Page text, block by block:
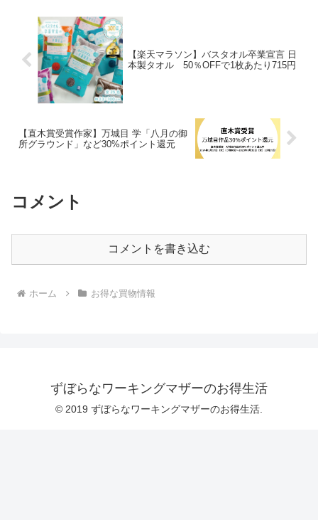
【楽天マラソン】バスタオル卒業宣言 日
本製タオル 50％OFFで1枚あたり715円
【直木賞受賞作家】万城目 学「八月の御
所グラウンド」など30%ポイント還元
コメント
コメントを書き込む
ホーム お得な買物情報
ずぼらなワーキングマザーのお得生活
© 2019 ずぼらなワーキングマザーのお得生活.